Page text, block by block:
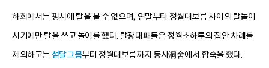
하회에서는 평시에 탈을 볼 수 없으며, 연말부터 정월대보름 사이의 탈놀이
시기에만 탈을 쓰고 놀이를 했다. 탈광대패들은 정월초하루의 집안 차례를
제외하고는섣달그믐부터 정월대보름까지 동사洞舍에서 합숙을 했다.